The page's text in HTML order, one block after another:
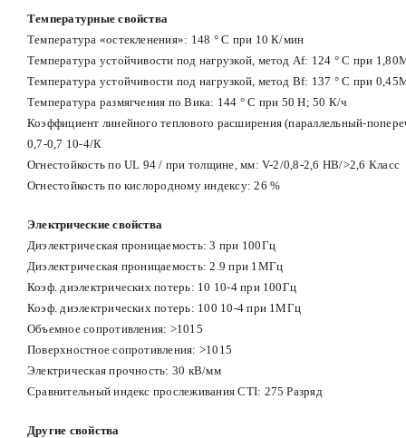
Температурные свойства
Температура «остекленения»: 148 ° С при 10 К/мин
Температура устойчивости под нагрузкой, метод Af: 124 ° С при
Температура устойчивости под нагрузкой, метод Вf: 137 ° С при
Температура размягчения по Вика: 144 ° С при 50 Н; 50 К/ч
Коэффициент линейного теплового расширения (параллельный-
0,7-0,7 10-4/К
Огнестойкость по UL 94 / при толщине, мм: V-2/0,8-2,6 HB/>2,6 Класс
Огнестойкость по кислородному индексу: 26 %
Электрические свойства
Диэлектрическая проницаемость: 3 при 100Гц
Диэлектрическая проницаемость: 2.9 при 1МГц
Коэф. диэлектрических потерь: 10 10-4 при 100Гц
Коэф. диэлектрических потерь: 100 10-4 при 1МГц
Объемное сопротивления: >1015
Поверхностное сопротивления: >1015
Электрическая прочность: 30 кВ/мм
Сравнительный индекс прослеживания CTI: 275 Разряд
Другие свойства